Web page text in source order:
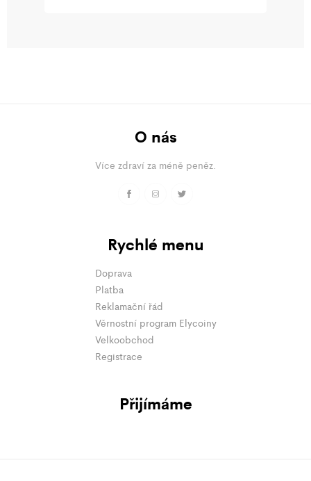
O nás
Více zdraví za méně peněz.
Rychlé menu
Doprava
Platba
Reklamační řád
Věrnostní program Elycoiny
Velkoobchod
Registrace
Přijímáme